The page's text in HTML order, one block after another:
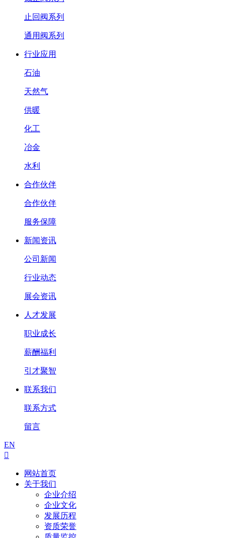
止回阀系列
通用阀系列
行业应用
石油
天然气
供暖
化工
冶金
水利
合作伙伴
合作伙伴
服务保障
新闻资讯
公司新闻
行业动态
展会资讯
人才发展
职业成长
薪酬福利
引才聚智
联系我们
联系方式
留言
EN

网站首页
关于我们
企业介绍
企业文化
发展历程
资质荣誉